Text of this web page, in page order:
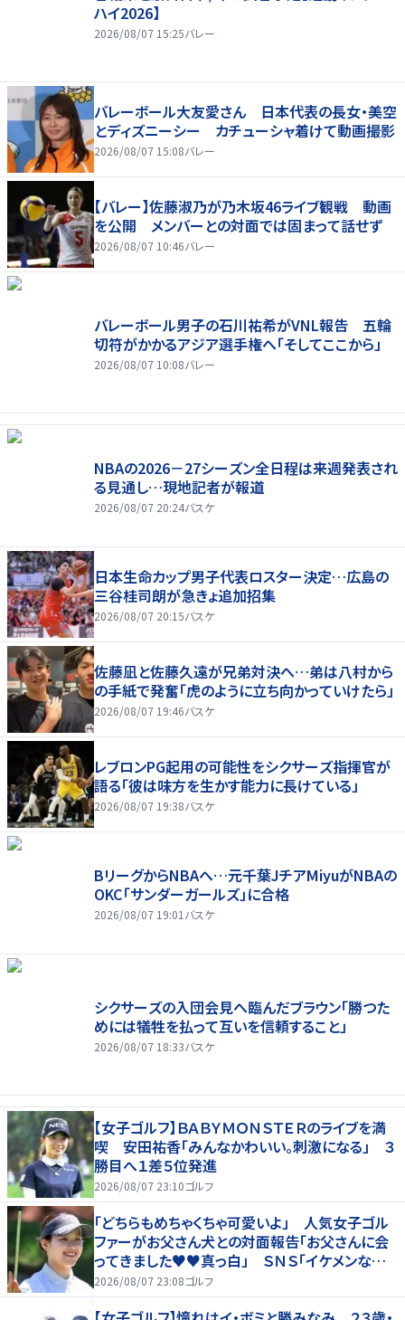
ハイ2026】
2026/08/07 15:25バレー
バレーボール大友愛さん 日本代表の長女・美空
とディズニーシー カチューシャ着けて動画撮影
2026/08/07 15:08バレー
【バレー】佐藤淑乃が乃木坂46ライブ観戦 動画
を公開 メンバーとの対面では固まって話せず
2026/08/07 10:46バレー
バレーボール男子の石川祐希がVNL報告 五輪
切符がかかるアジア選手権へ「そしてここから」
2026/08/07 10:08バレー
NBAの2026－27シーズン全日程は来週発表され
る見通し…現地記者が報道
2026/08/07 20:24バスケ
日本生命カップ男子代表ロスター決定…広島の
三谷桂司朗が急きょ追加招集
2026/08/07 20:15バスケ
佐藤凪と佐藤久遠が兄弟対決へ…弟は八村から
の手紙で発奮「虎のように立ち向かっていけたら」
2026/08/07 19:46バスケ
レブロンPG起用の可能性をシクサーズ指揮官が
語る「彼は味方を生かす能力に長けている」
2026/08/07 19:38バスケ
BリーグからNBAへ…元千葉JチアMiyuがNBAの
OKC「サンダーガールズ」に合格
2026/08/07 19:01バスケ
シクサーズの入団会見へ臨んだブラウン「勝つた
めには犠牲を払って互いを信頼すること」
2026/08/07 18:33バスケ
【女子ゴルフ】ＢＡＢＹＭＯＮＳＴＥＲのライブを満
喫 安田祐香「みんなかわいい。刺激になる」 ３
勝目へ１差５位発進
2026/08/07 23:10ゴルフ
「どちらもめちゃくちゃ可愛いよ」 人気女子ゴル
ファーがお父さん犬との対面報告「お父さんに会
ってきました♥♥真っ白」 ＳＮＳ「イケメンなお
父さん」「白戸家入りするんですか？」
2026/08/07 23:08ゴルフ